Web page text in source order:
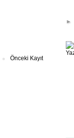
Önceki Kayıt
►